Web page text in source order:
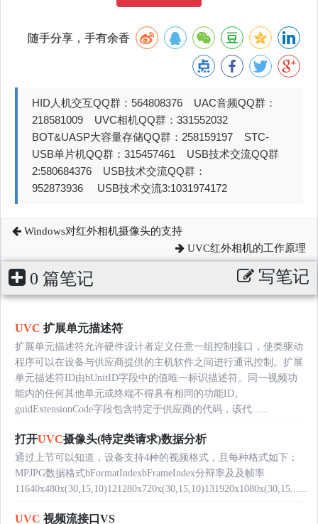
随手分享，手有余香
HID人机交互QQ群：564808376 UAC音频QQ群：
218581009 UVC相机QQ群：331552032
BOT&UASP大容量存储QQ群：258159197 STC-
USB单片机QQ群：315457461 USB技术交流QQ群
2:580684376 USB技术交流QQ群：
952873936 USB技术交流3:1031974172
Windows对红外相机摄像头的支持
UVC红外相机的工作原理
0 篇笔记 写笔记
UVC 扩展单元描述符
扩展单元描述符允许硬件设计者定义任意一组控制接口，使类驱动
程序可以在设备与供应商提供的主机软件之间进行通讯控制。扩展
单元描述符ID由bUnitID字段中的值唯一标识描述符。同一视频功
能内的任何其他单元或终端不得具有相同的功能ID。
guidExtensionCode字段包含特定于供应商的代码，该代......
打开UVC摄像头(特定类请求)数据分析
通过上节可以知道，设备支持4种的视频格式，且每种格式如下：
MPJPG数据格式bFormatIndexbFrameIndex分辩率及及帧率
11640x480x(30,15,10)121280x720x(30,15,10)131920x1080x(30,15......
UVC 视频流接口VS